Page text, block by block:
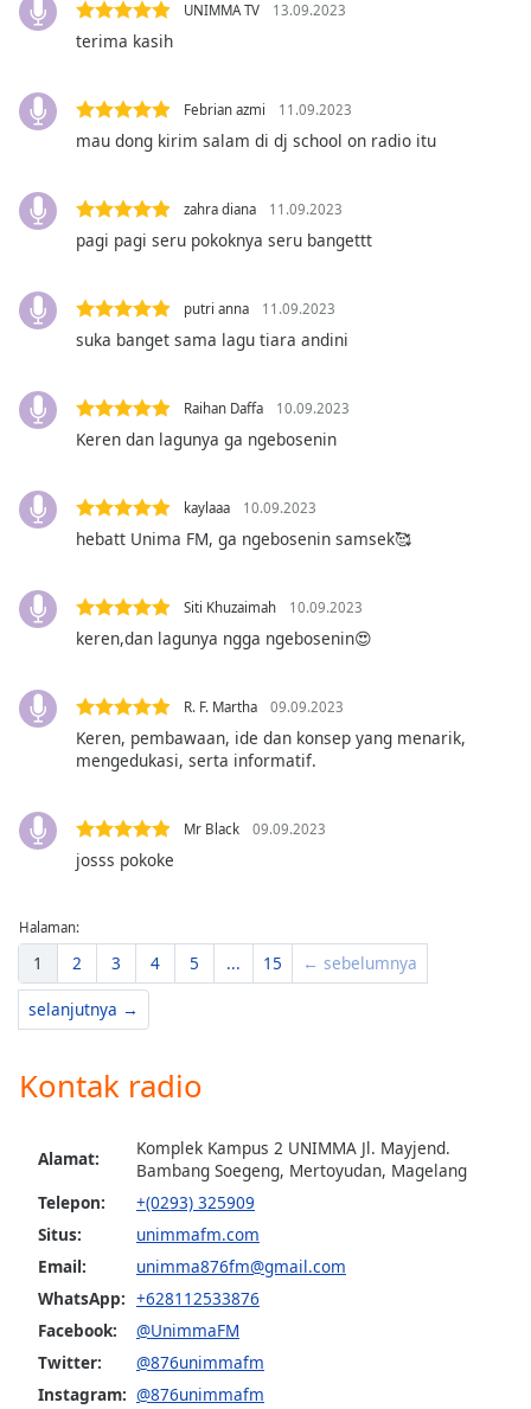
Audio
in-
Picture
Fullscreen
Beginning
window.
Escape
cancel
and
window.
Text
Background
Opacity
Caption
Area
Color
Opacity
Edge
Style
UNIMMA TV 13.09.2023
terima kasih
Febrian azmi 11.09.2023
mau dong kirim salam di dj school on radio itu
zahra diana 11.09.2023
pagi pagi seru pokoknya seru bangettt
putri anna 11.09.2023
suka banget sama lagu tiara andini
Raihan Daffa 10.09.2023
Keren dan lagunya ga ngebosenin
kaylaaa 10.09.2023
hebatt Unima FM, ga ngebosenin samsek🥰
Siti Khuzaimah 10.09.2023
keren,dan lagunya ngga ngebosenin😍
R. F. Martha 09.09.2023
Keren, pembawaan, ide dan konsep yang menarik,
mengedukasi, serta informatif.
Mr Black 09.09.2023
josss pokoke
Halaman:
1 2 3 4 5 ... 15 ← sebelumnya
selanjutnya →
Kontak radio
Alamat:
Komplek Kampus 2 UNIMMA Jl. Mayjend.
Bambang Soegeng, Mertoyudan, Magelang
Telepon:
+(0293) 325909
Situs:
unimmafm.com
Email:
unimma876fm@gmail.com
WhatsApp: +628112533876
Facebook:
@UnimmaFM
Twitter:
@876unimmafm
Instagram: @876unimmafm